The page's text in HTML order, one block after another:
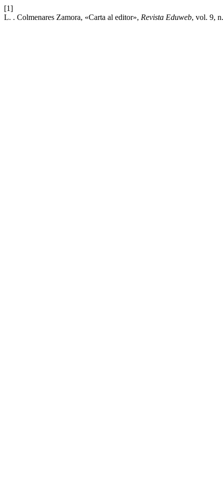
[1]
L. . Colmenares Zamora, «Carta al editor», Revista Eduweb, vol. 9,